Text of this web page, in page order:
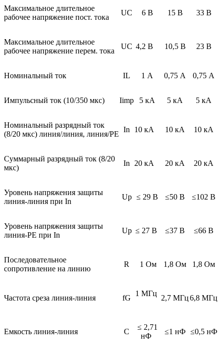
Максимальное длительное
рабочее напряжение пост. тока
UC 6 В 15 В 33 В
Максимальное длительное
рабочее напряжение перем. тока
UC 4,2 В 10,5 В 23 В
Номинальный ток IL 1 А 0,75 А 0,75 А
Импульсный ток (10/350 мкс) Iimp 5 кA 5 кA 5 кА
Номинальный разрядный ток
(8/20 мкс) линия/линия, линия/PE
In 10 кА 10 кA 10 кA
Суммарный разрядный ток (8/20
мкс)
In 20 кА 20 кA 20 кA
Уровень напряжения защиты
линия-линия при In
Up ≤ 29 В ≤50 В ≤102 В
Уровень напряжения защиты
линия-PE при In
Up ≤ 27 В ≤37 В ≤66 В
Последовательное
сопротивление на линию
R 1 Ом 1,8 Ом 1,8 Ом
Частота среза линия-линия fG
1 МГц
2,7 МГц6,8 МГц
Емкость линия-линия C
≤ 2,71
нФ
≤1 нФ ≤0,5 нФ